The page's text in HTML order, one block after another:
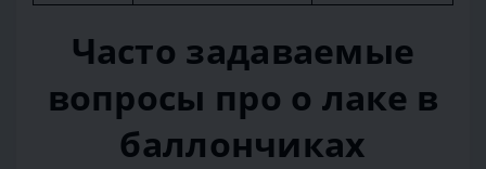
Часто задаваемые
вопросы про о лаке в
баллончиках